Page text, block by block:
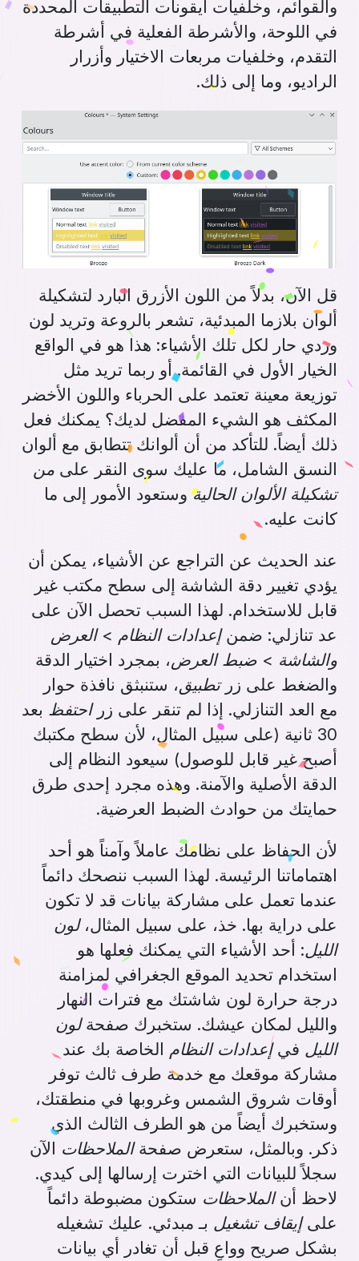
والقوائم، وخلفيات أيقونات التطبيقات المحددة
في اللوحة، والأشرطة الفعلية في أشرطة
التقدم، وخلفيات مربعات الاختيار وأزرار
الراديو، وما إلى ذلك.
قل الآن، بدلاً من اللون الأزرق البارد لتشكيلة
ألوان بلازما المبدئية، تشعر بالروعة وتريد لون
وردي حار لكل تلك الأشياء: هذا هو في الواقع
الخيار الأول في القائمة. أو ربما تريد مثل
توزيعة معينة تعتمد على الحرباء واللون الأخضر
المكثف هو الشيء المفضل لديك؟ يمكنك فعل
ذلك أيضاً. للتأكد من أن ألوانك تتطابق مع ألوان
النسق الشامل، ما عليك سوى النقر على من
تشكيلة الألوان الحاليةوستعود الأمور إلى ما
كانت عليه.
عند الحديث عن التراجع عن الأشياء، يمكن أن
يؤدي تغيير دقة الشاشة إلى سطح مكتب غير
قابل للاستخدام. لهذا السبب تحصل الآن على
عد تنازلي: ضمنإعدادات النظام >العرض
والشاشة > ضبط العرض، بمجرد اختيار الدقة
والضغط على زرتطبيق، ستنبثق نافذة حوار
مع العد التنازلي. إذا لم تنقر على زراحتفظ بعد
30 ثانية (على سبيل المثال، لأن سطح مكتبك
أصبح غير قابل للوصول) سيعود النظام إلى
الدقة الأصلية والآمنة. وهذه مجرد إحدى طرق
حمايتك من حوادث الضبط العرضية.
لأن الحفاظ على نظامك عاملاً وآمناً هو أحد
اهتماماتنا الرئيسة. لهذا السبب ننصحك دائماً
عندما تعمل على مشاركة بيانات قد لا تكون
على دراية بها. خذ، على سبيل المثال،لون
الليل: أحد الأشياء التي يمكنك فعلها هو
استخدام تحديد الموقع الجغرافي لمزامنة
درجة حرارة لون شاشتك مع فترات النهار
والليل لمكان عيشك. ستخبرك صفحةلون
الليل فيإعدادات النظام الخاصة بك عند
مشاركة موقعك مع خدمة طرف ثالث توفر
أوقات شروق الشمس وغروبها في منطقتك،
وستخبرك أيضاً من هو الطرف الثالث الذي
ذكر. وبالمثل، ستعرض صفحةالملاحظات الآن
سجلاً للبيانات التي اخترت إرسالها إلى كيدي.
لاحظ أنالملاحظات ستكون مضبوطة دائماً
علىإيقاف تشغيل بـ مبدئي. عليك تشغيله
بشكل صريح وواعٍ قبل أن تغادر أي بيانات